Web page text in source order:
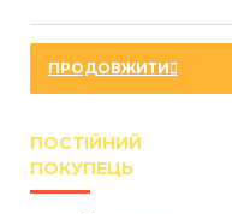
ПРОДОВЖИТИ
ПОСТІЙНИЙ
ПОКУПЕЦЬ